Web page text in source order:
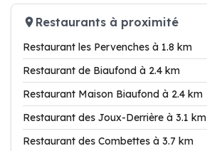
Restaurants à proximité
Restaurant les Pervenches à 1.8 km
Restaurant de Biaufond à 2.4 km
Restaurant Maison Biaufond à 2.4 km
Restaurant des Joux-Derrière à 3.1 km
Restaurant des Combettes à 3.7 km